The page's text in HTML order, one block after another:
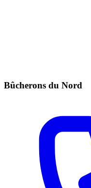
Bûcherons du Nord